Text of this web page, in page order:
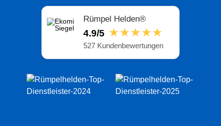
Rümpel Helden®
4.9/5 ★★★★★
527 Kundenbewertungen